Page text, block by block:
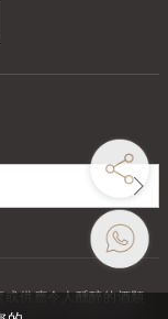
供應令人醺醉的酒類
not be sold or